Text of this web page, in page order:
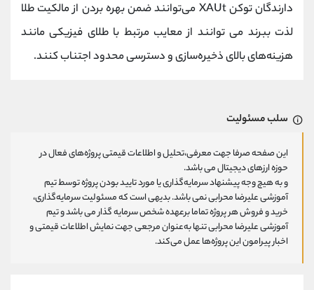
دارندگان توکن XAUt می‌توانند ضمن بهره بردن از مالکیت طلا
لذت ببرند می توانند از معایب مرتبط با طلای فیزیکی مانند
هزینه‌های بالای ذخیره‌سازی و دسترسی محدود اجتناب کنند.
سلب مسئولیت
این صفحه صرفا جهت معرفی،تحلیل و اطلاعات قیمتی پروژه‌های فعال در
حوزه ارزهای دیجیتال می باشد.
و به هیچ وجه پیشنهاد سرمایه‌گذاری یا مورد تایید بودن پروژه توسط تیم
آموزشی علیرضا محرابی نمی باشد. بدیهی است که مسئولیت سرمایه‌گذاری،
خرید و فروش هر پروژه تماما برعهده شخص سرمایه گذار می باشد و تیم
آموزشی علیرضا محرابی تنها به‌عنوان مرجعی جهت نمایش اطلاعات قیمتی و
اخبار پیرامون این پروژه‌‌ها عمل می‌کند.